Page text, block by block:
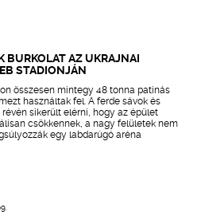
BURKOLAT AZ UKRAJNAI
STADIONJÁN
összesen mintegy 48 tonna patinás
használtak fel. A ferde sávok és
révén sikerült elérni, hogy az épület
csökkennek, a nagy felületek nem
egy labdarúgó aréna